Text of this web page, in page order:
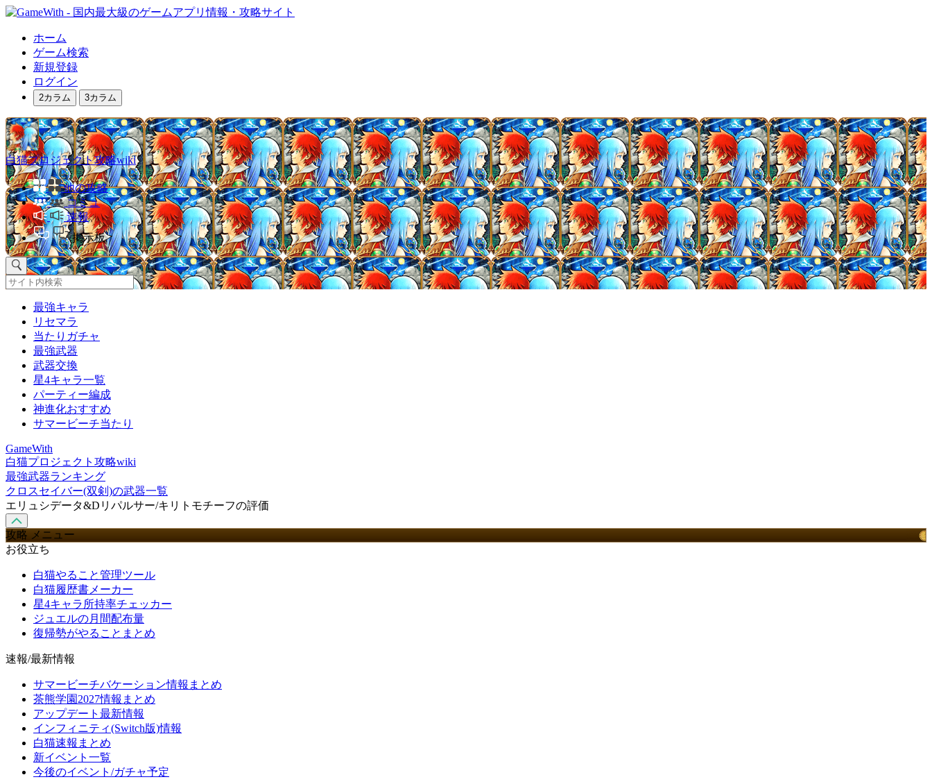
ホーム
ゲーム検索
新規登録
ログイン
2カラム 3カラム
白猫プロジェクト攻略wiki
他の攻略
コミュ
速報
掲示板
最強キャラ
リセマラ
当たりガチャ
最強武器
武器交換
星4キャラ一覧
パーティー編成
神進化おすすめ
サマービーチ当たり
GameWith
白猫プロジェクト攻略wiki
最強武器ランキング
クロスセイバー(双剣)の武器一覧
エリュシデータ&Dリパルサー/キリトモチーフの評価
攻略 メニュー
お役立ち
白猫やること管理ツール
白猫履歴書メーカー
星4キャラ所持率チェッカー
ジュエルの月間配布量
復帰勢がやることまとめ
速報/最新情報
サマービーチバケーション情報まとめ
茶熊学園2027情報まとめ
アップデート最新情報
インフィニティ(Switch版)情報
白猫速報まとめ
新イベント一覧
今後のイベント/ガチャ予定